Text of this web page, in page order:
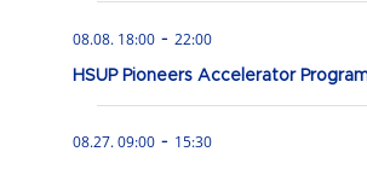
08.08. 18:00 - 22:00
HSUP Pioneers Accelerator
08.27. 09:00 - 15:30